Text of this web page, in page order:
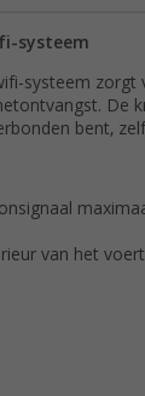
systeem
systeem
De
bent,
van het